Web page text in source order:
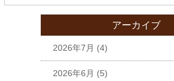
アーカイブ
2026年7月 (4)
2026年6月 (5)